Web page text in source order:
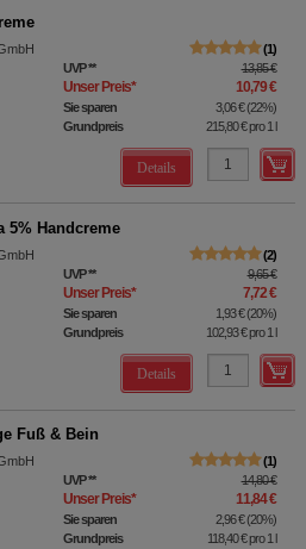
1
UVP** 13,85 €
Unser Preis* 10,79 €
Sie sparen 3,06 €(22%)
Grundpreis
215,80 €pro 1 l
Details
5% Handcreme
2
UVP** 9,65 €
Unser Preis* 7,72 €
Sie sparen 1,93 €(20%)
Grundpreis
102,93 €pro 1 l
Details
Fuß & Bein
1
UVP** 14,80 €
Unser Preis* 11,84 €
Sie sparen 2,96 €(20%)
Grundpreis
118,40 €pro 1 l